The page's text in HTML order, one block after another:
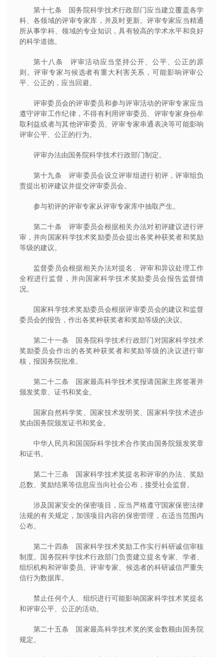
第十七条 国务院科学技术行政部门应当建立覆盖各学
科、各领域的评审专家库，并及时更新。评审专家应当精通
所从事学科、领域的专业知识，具有较高的学术水平和良好
的科学道德。
第十八条 评审活动应当坚持公开、公平、公正的原
则。评审专家与候选者有重大利害关系，可能影响评审公
平、公正的，应当回避。
评审委员会的评审委员和参与评审活动的评审专家应当
遵守评审工作纪律，不得有利用评审委员、评审专家身份牟
取利益或者与其他评审委员、评审专家串通表决等可能影响
评审公平、公正的行为。
评审办法由国务院科学技术行政部门制定。
第十九条 评审委员会设立评审组进行初评，评审组负
责提出初评建议并提交评审委员会。
参与初评的评审专家从评审专家库中抽取产生。
第二十条 评审委员会根据相关办法对初评建议进行评
审，并向国家科学技术奖励委员会提出各奖种获奖者和奖励
等级的建议。
监督委员会根据相关办法对提名、评审和异议处理工作
全程进行监督，并向国家科学技术奖励委员会报告监督情
况。
国家科学技术奖励委员会根据评审委员会的建议和监督
委员会的报告，作出各奖种获奖者和奖励等级的决议。
第二十一条 国务院科学技术行政部门对国家科学技术
奖励委员会作出的各奖种获奖者和奖励等级的决议进行审
核，报国务院批准。
第二十二条 国家最高科学技术奖报请国家主席签署并
颁发奖章、证书和奖金。
国家自然科学奖、国家技术发明奖、国家科学技术进步
奖由国务院颁发证书和奖金。
中华人民共和国国际科学技术合作奖由国务院颁发奖章
和证书。
第二十三条 国家科学技术奖提名和评审的办法、奖励
总数、奖励结果等信息应当向社会公布，接受社会监督。
涉及国家安全的保密项目，应当严格遵守国家保密法律
法规的有关规定，加强项目内容的保密管理，在适当范围内
公布。
第二十四条 国家科学技术奖励工作实行科研诚信审核
制度。国务院科学技术行政部门负责建立提名专家、学者、
组织机构和评审委员、评审专家、候选者的科研诚信严重失
信行为数据库。
禁止任何个人、组织进行可能影响国家科学技术奖提名
和评审公平、公正的活动。
第二十五条 国家最高科学技术奖的奖金数额由国务院
规定。